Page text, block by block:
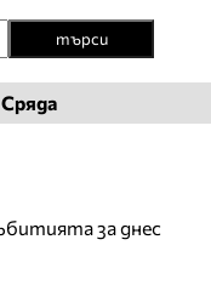
търси
за днес